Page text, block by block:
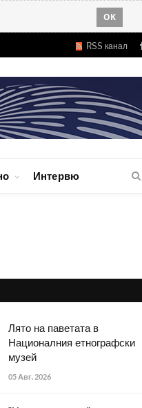
OK
RSS канал
Интервю
Лято на паветата в
Националния етнографски
музей
05 Авг. 2026